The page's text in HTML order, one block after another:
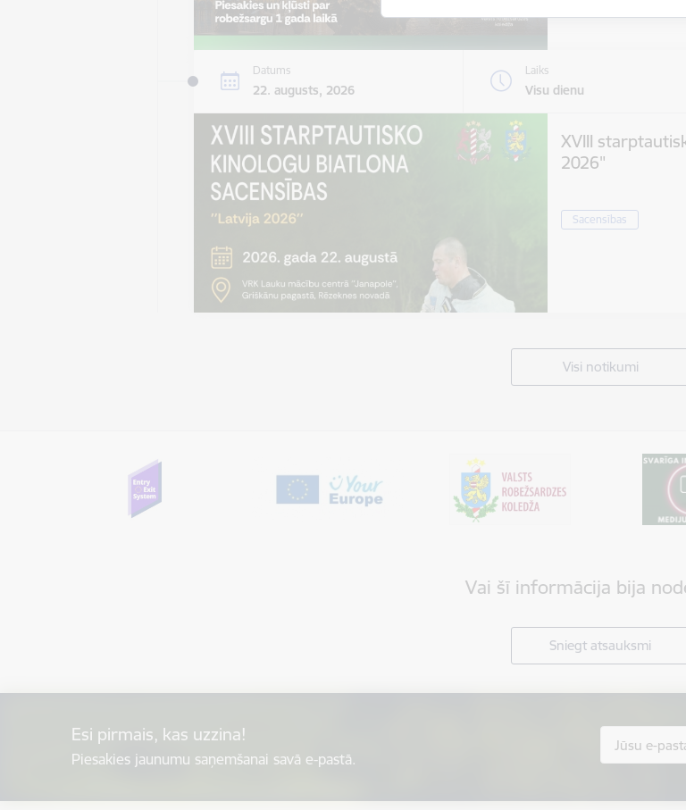
Datums
22. augusts, 2026
Laiks
Visu dienu
XVIII
2026"
Sacensības
Visi notikumi
Vai šī informācija bija
Sniegt atsauksmi
Esi pirmais, kas uzzina!
Piesakies jaunumu saņemšanai savā e-pastā.